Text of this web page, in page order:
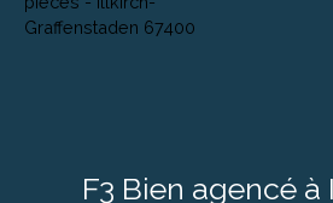
F3 Bien agencé à